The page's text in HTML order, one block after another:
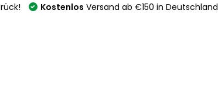
Kostenlos Versand ab €150 in Deutschland